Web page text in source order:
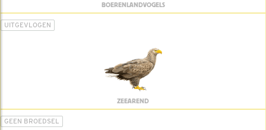
BOERENLANDVOGELS
UITGEVLOGEN
ZEEAREND
GEEN BROEDSEL